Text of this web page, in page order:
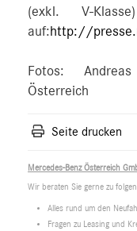
(exkl. V-
auf:http://
Fotos:
Österreich
Seite drucken
Mercedes-Benz Österreich
Wir beraten Sie gerne zu
Alles rund um den
Fragen zu Leasing und